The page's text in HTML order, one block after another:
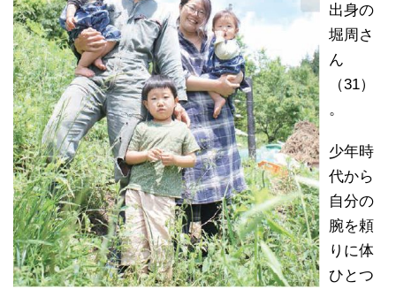
出身の
堀周さ
ん
（31）
。
少年時
代から
自分の
腕を頼
りに体
ひとつ